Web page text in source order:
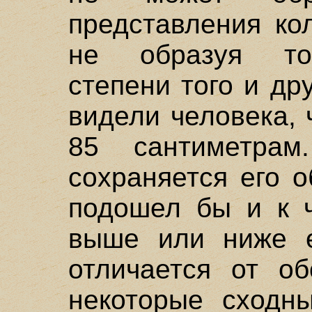
представления
не образуя
степени того и
видели человека,
85
сохраняется его
подошел бы и к
выше или ниже
отличается от
некоторые